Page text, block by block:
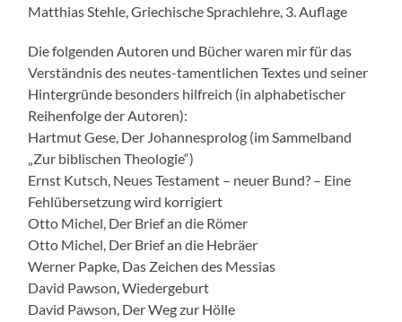
Matthias Stehle, Griechische Sprachlehre, 3. Auflage
Die folgenden Autoren und Bücher waren mir für das
Verständnis des neutes-tamentlichen Textes und seiner
Hintergründe besonders hilfreich (in alphabetischer
Reihenfolge der Autoren):
Hartmut Gese, Der Johannesprolog (im Sammelband
„Zur biblischen Theologie“)
Ernst Kutsch, Neues Testament – neuer Bund? – Eine
Fehlübersetzung wird korrigiert
Otto Michel, Der Brief an die Römer
Otto Michel, Der Brief an die Hebräer
Werner Papke, Das Zeichen des Messias
David Pawson, Wiedergeburt
David Pawson, Der Weg zur Hölle